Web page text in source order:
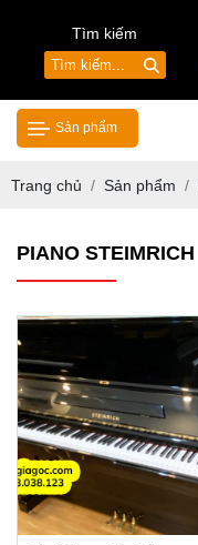
Tìm kiếm
Sản phẩm
Trang chủ Sản phẩm
PIANO STEIMRICH